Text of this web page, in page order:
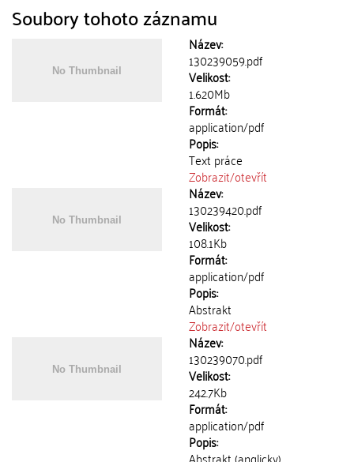
Soubory tohoto záznamu
Název:
130239059.pdf
Velikost:
1.620Mb
Formát:
application/pdf
Popis:
Text práce
Zobrazit/otevřít
Název:
130239420.pdf
Velikost:
108.1Kb
Formát:
application/pdf
Popis:
Abstrakt
Zobrazit/otevřít
Název:
130239070.pdf
Velikost:
242.7Kb
Formát:
application/pdf
Popis: